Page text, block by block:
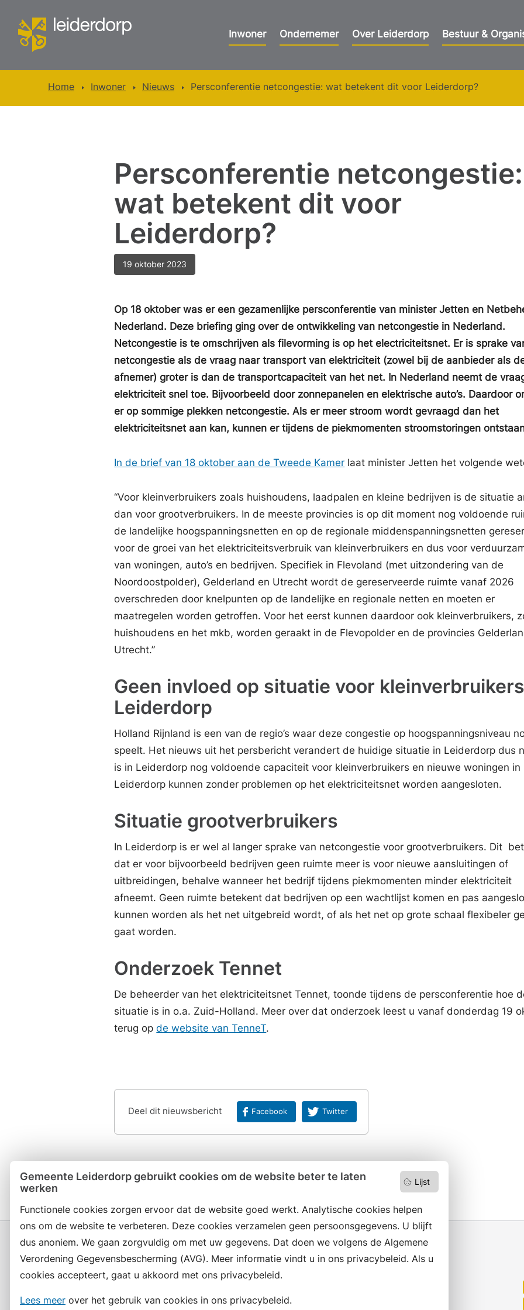
Lijst
Gemeente Leiderdorp gebruikt cookies om de website beter te laten
werken
Functionele cookies zorgen ervoor dat de website goed werkt. Analytische cookies helpen
ons om de website te verbeteren. Deze cookies verzamelen geen persoonsgegevens. U blijft
dus anoniem. We gaan zorgvuldig om met uw gegevens. Dat doen we volgens de Algemene
Verordening Gegevensbescherming (AVG). Meer informatie vindt u in ons privacybeleid. Als u
cookies accepteert, gaat u akkoord met ons privacybeleid.
Lees meer over het gebruik van cookies in ons privacybeleid.
Inwoner Ondernemer Over Leiderdorp Bestuur &
Home Inwoner Nieuws Persconferentie netcongestie: wat betekent dit voor Leiderdorp?
Persconferentie netcongestie:
wat betekent dit voor
Leiderdorp?
19 oktober 2023
Op 18 oktober was er een gezamenlijke persconferentie van minister Jetten en
Nederland. Deze briefing ging over de ontwikkeling van netcongestie in Nederland.
Netcongestie is te omschrijven als filevorming is op het electriciteitsnet. Er is sprake
netcongestie als de vraag naar transport van elektriciteit (zowel bij de aanbieder als
afnemer) groter is dan de transportcapaciteit van het net. In Nederland neemt de
elektriciteit snel toe. Bijvoorbeeld door zonnepanelen en elektrische auto’s. Daardoor
er op sommige plekken netcongestie. Als er meer stroom wordt gevraagd dan het
elektriciteitsnet aan kan, kunnen er tijdens de piekmomenten stroomstoringen
In de brief van 18 oktober aan de Tweede Kamer laat minister Jetten het volgende
“Voor kleinverbruikers zoals huishoudens, laadpalen en kleine bedrijven is de situatie
dan voor grootverbruikers. In de meeste provincies is op dit moment nog voldoende
de landelijke hoogspanningsnetten en op de regionale middenspanningsnetten
voor de groei van het elektriciteitsverbruik van kleinverbruikers en dus voor
van woningen, auto’s en bedrijven. Specifiek in Flevoland (met uitzondering van de
Noordoostpolder), Gelderland en Utrecht wordt de gereserveerde ruimte vanaf 2026
overschreden door knelpunten op de landelijke en regionale netten en moeten er
maatregelen worden getroffen. Voor het eerst kunnen daardoor ook kleinverbruikers,
huishoudens en het mkb, worden geraakt in de Flevopolder en de provincies
Utrecht.”
Geen invloed op situatie voor
Leiderdorp
Holland Rijnland is een van de regio’s waar deze congestie op hoogspanningsniveau
speelt. Het nieuws uit het persbericht verandert de huidige situatie in Leiderdorp dus
is in Leiderdorp nog voldoende capaciteit voor kleinverbruikers en nieuwe woningen in
Leiderdorp kunnen zonder problemen op het elektriciteitsnet worden aangesloten.
Situatie grootverbruikers
In Leiderdorp is er wel al langer sprake van netcongestie voor grootverbruikers. Dit
dat er voor bijvoorbeeld bedrijven geen ruimte meer is voor nieuwe aansluitingen of
uitbreidingen, behalve wanneer het bedrijf tijdens piekmomenten minder elektriciteit
afneemt. Geen ruimte betekent dat bedrijven op een wachtlijst komen en pas
kunnen worden als het net uitgebreid wordt, of als het net op grote schaal flexibeler
gaat worden.
Onderzoek Tennet
De beheerder van het elektriciteitsnet Tennet, toonde tijdens de persconferentie hoe
situatie is in o.a. Zuid-Holland. Meer over dat onderzoek leest u vanaf donderdag 19
terug opde website van TenneT.
Deel dit nieuwsbericht Facebook Twitter
en volg ons ook op social media.